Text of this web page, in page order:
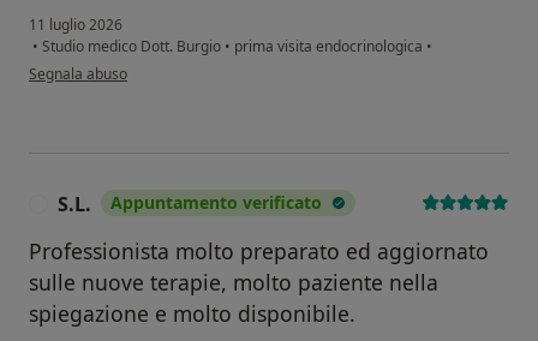
11 luglio 2026
• Studio medico Dott. Burgio • prima visita endocrinologica •
secondo l'opinione dell'utente Angelo
Segnala abuso
S.L. Appuntamento verificato
Professionista molto preparato ed aggiornato
sulle nuove terapie, molto paziente nella
spiegazione e molto disponibile.